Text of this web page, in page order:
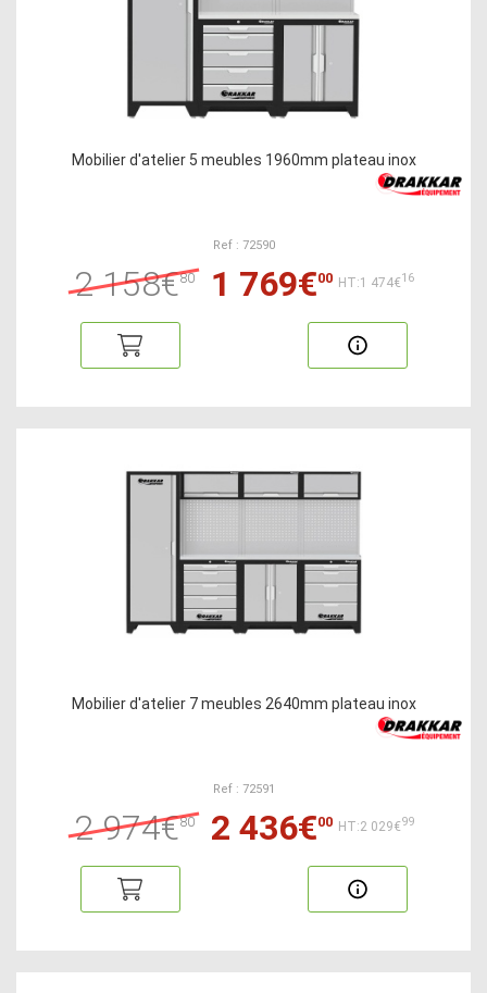
Mobilier d'atelier 5 meubles 1960mm plateau inox
Ref : 72590
2 158€80 1 769€00 HT:1 474€16
Mobilier d'atelier 7 meubles 2640mm plateau inox
Ref : 72591
2 974€80 2 436€00 HT:2 029€99